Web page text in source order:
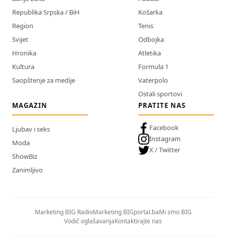
Republika Srpska / BiH
Region
Svijet
Hronika
Kultura
Saopštenje za medije
Košarka
Tenis
Odbojka
Atletika
Formula 1
Vaterpolo
Ostali sportovi
MAGAZIN
Ljubav i seks
Moda
ShowBiz
Zanimljivo
PRATITE NAS
Facebook
Instagram
X / Twitter
Marketing BIG RadioMarketing BIGportal.baMi smo BIG
Vodič oglašavanjaKontaktirajte nas